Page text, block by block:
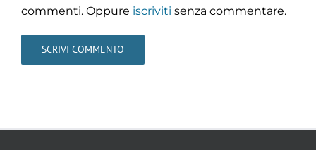
commenti. Oppure iscriviti senza commentare.